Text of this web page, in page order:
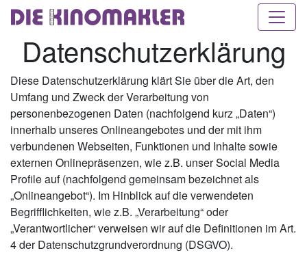
Datenschutzerklärung
Diese Datenschutzerklärung klärt Sie über die Art, den
Umfang und Zweck der Verarbeitung von
personenbezogenen Daten (nachfolgend kurz „Daten“)
innerhalb unseres Onlineangebotes und der mit ihm
verbundenen Webseiten, Funktionen und Inhalte sowie
externen Onlinepräsenzen, wie z.B. unser Social Media
Profile auf (nachfolgend gemeinsam bezeichnet als
„Onlineangebot“). Im Hinblick auf die verwendeten
Begrifflichkeiten, wie z.B. „Verarbeitung“ oder
„Verantwortlicher“ verweisen wir auf die Definitionen im Art.
4 der Datenschutzgrundverordnung (DSGVO).